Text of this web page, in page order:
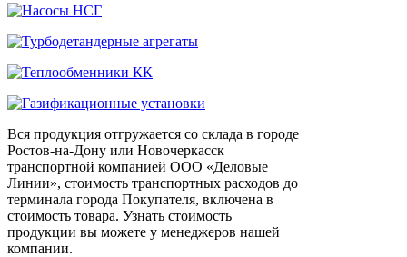
Вся продукция отгружается со склада в городе
Ростов-на-Дону или Новочеркасск
транспортной компанией ООО «Деловые
Линии», стоимость транспортных расходов до
терминала города Покупателя, включена в
стоимость товара. Узнать стоимость
продукции вы можете у менеджеров нашей
компании.